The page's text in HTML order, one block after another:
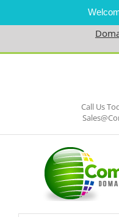
Skip
Call Us